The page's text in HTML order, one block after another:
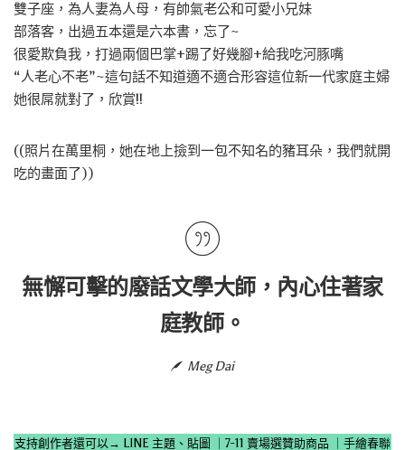
雙子座，為人妻為人母，有帥氣老公和可愛小兄妹
部落客，出過五本還是六本書，忘了~
很愛欺負我，打過兩個巴掌+踢了好幾腳+給我吃河豚嘴
“人老心不老”~這句話不知道適不適合形容這位新一代家庭主婦
她很屌就對了，欣賞!!
((照片在萬里桐，她在地上撿到一包不知名的豬耳朵，我們就開
吃的畫面了))
無懈可擊的廢話文學大師，內心住著家
庭教師。
Meg Dai
支持創作者還可以→ LINE 主題、貼圖 7-11 賣場選贊助商品 手繪春聯